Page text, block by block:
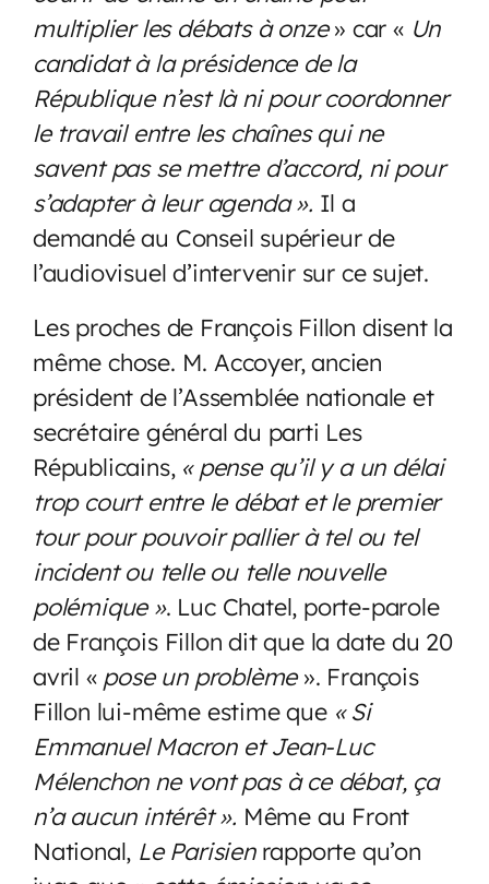
multiplier les débats à onze» car « Un
candidat à la présidence de la
République n’est là ni pour coordonner
le travail entre les chaînes qui ne
savent pas se mettre d’accord, ni pour
s’adapter à leur agenda ». Il a
demandé au Conseil supérieur de
l’audiovisuel d’intervenir sur ce sujet.
Les proches de François Fillon disent la
même chose. M. Accoyer, ancien
président de l’Assemblée nationale et
secrétaire général du parti Les
Républicains, « pense qu’il y a un délai
trop court entre le débat et le premier
tour pour pouvoir pallier à tel ou tel
incident ou telle ou telle nouvelle
polémique ». Luc Chatel, porte-parole
de François Fillon dit que la date du 20
avril « pose un problème». François
Fillon lui-même estime que « Si
Emmanuel Macron et Jean-Luc
Mélenchon ne vont pas à ce débat, ça
n’a aucun intérêt ». Même au Front
National, Le Parisienrapporte qu’on